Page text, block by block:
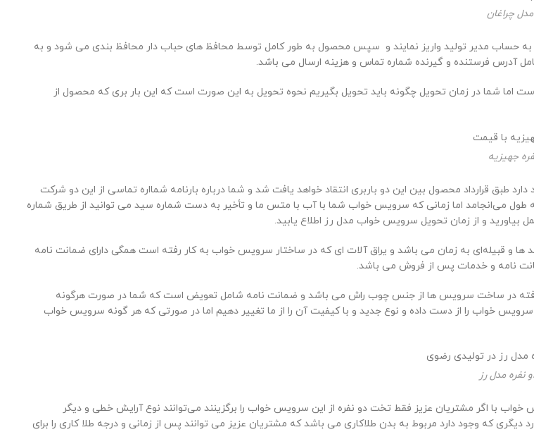
چراغان
حساب مدیر تولید واریز نمایند و سپس محصول به طور کامل توسط محافظ های حباب دار محافظ بندی می شود و به
آدرس فرستنده و گیرنده شماره تماس و هزینه ارسال می باشد.
اما شما در زمان تحویل چگونه باید تحویل بگیریم نحوه تحویل به این صورت است که این بار بری که محصول از
جهیزیه
طبق قرارداد محصول بین این دو باربری انتقاد خواهد یافت شد و شما درباره بارنامه شمااره تماسی از این دو شرکت
کرد زمانی که قرار است به دست شما برسد حدود ۴ تا ۷۲ ساعت کاری به طول می‌انجامد اما زمانی که سرویس خواب شما با آب با متس ما و تأخیر به دست شماره سید می توانید از طریق شماره
بیاورید و از زمان تحویل سرویس خواب مدل رز اطلاع یابید.
ها و قبیله‌ای به زمان می باشد و یراق آلات ای که در ساختار سرویس خواب به کار رفته است همگی دارای ضمانت نامه
نامه و خدمات پس از فروش می باشد.
رفته در ساخت سرویس ها از جنس چوب راش می باشد و ضمانت نامه شامل تعویض است که شما در صورت هرگونه
خواب را از دست داده و نوع جدید و با کیفیت آن را از ما تغییر دهیم اما در صورتی که هر گونه سرویس خواب
مدل رز
اگر مشتریان عزیز فقط تخت دو نفره از این سرویس خواب را برگزینند می‌توانند نوع آرایش خطی و دیگر
که وجود دارد مربوط به بدن طلاکاری می باشد که مشتریان عزیز می توانند پس از زمانی و درجه طلا کاری را برای